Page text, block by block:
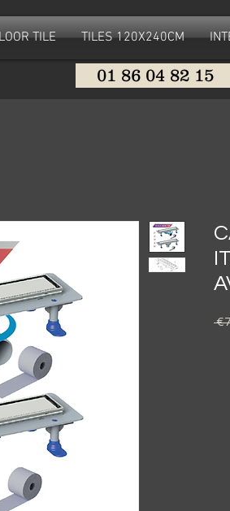
TILE TILES 120X240CM
01 86 04 82 15